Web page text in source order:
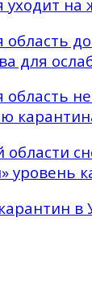
уходит на
область
для
уровень
в